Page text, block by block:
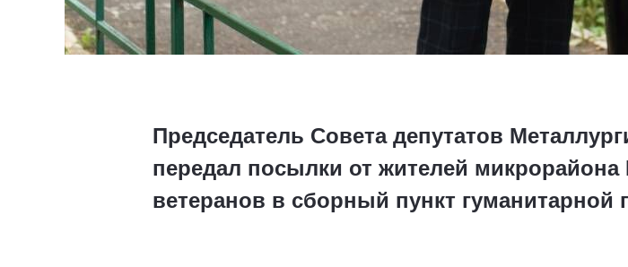
Председатель Совета депутатов
передал посылки от жителей микрорайона
ветеранов в сборный пункт гуманитарной